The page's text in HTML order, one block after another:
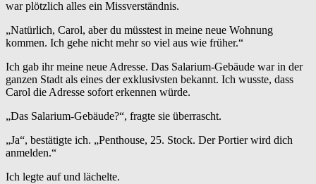
war plötzlich alles ein Missverständnis.
„Natürlich, Carol, aber du müsstest in meine neue Wohnung
kommen. Ich gehe nicht mehr so viel aus wie früher.“
Ich gab ihr meine neue Adresse. Das Salarium-Gebäude war in der
ganzen Stadt als eines der exklusivsten bekannt. Ich wusste, dass
Carol die Adresse sofort erkennen würde.
„Das Salarium-Gebäude?“, fragte sie überrascht.
„Ja“, bestätigte ich. „Penthouse, 25. Stock. Der Portier wird dich
anmelden.“
Ich legte auf und lächelte.